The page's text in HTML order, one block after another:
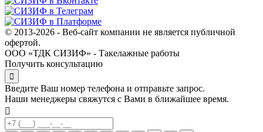
© 2013-2026 - Веб-сайт компании не является публичной
офертой.
ООО «ТДК СИЗИФ» - Такелажные работы
Получить консультацию
Введите Ваш номер телефона и отправьте запрос.
Наши менеджеры свяжутся с Вами в ближайшее время.